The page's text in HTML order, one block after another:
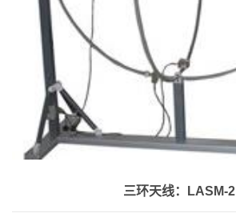
三环天线：LASM-2